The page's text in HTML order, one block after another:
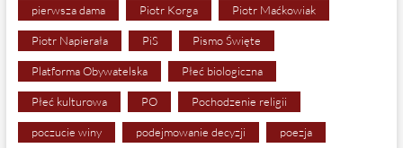
pierwsza dama Piotr Korga Piotr Maćkowiak
Piotr Napierała PiS Pismo Święte
Platforma Obywatelska Płeć biologiczna
Płeć kulturowa PO Pochodzenie religii
poczucie winy podejmowanie decyzji poezja